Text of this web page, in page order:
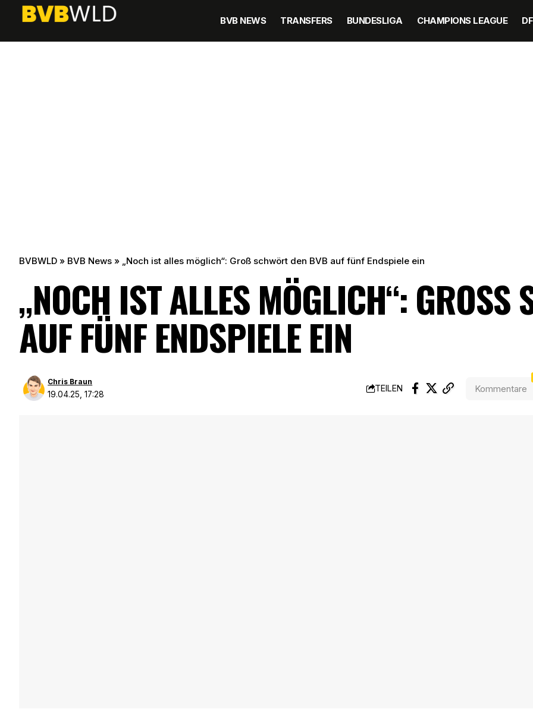
BVB NEWS TRANSFERS BUNDESLIGA CHAMPIONS LEAGUE
BVBWLD » BVB News » „Noch ist alles möglich“: Groß schwört den BVB auf fünf Endspiele ein
„NOCH IST ALLES MÖGLICH“: GROSS
UF FÜNF ENDSPIELE EIN
19.04.25, 17:28
Chris Braun
TEILEN Kommentare